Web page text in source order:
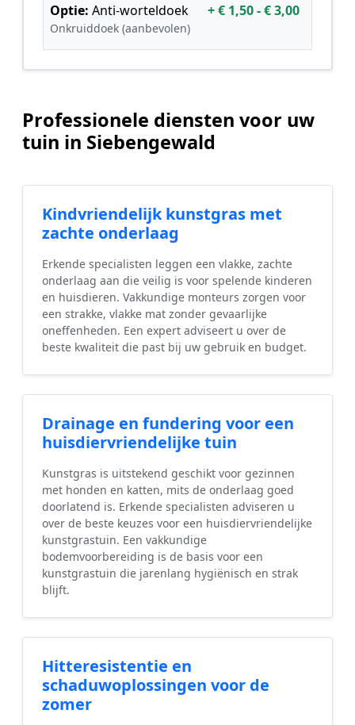
Optie: Anti-worteldoek
Onkruiddoek (aanbevolen)
+ € 1,50 - € 3,00
Professionele diensten voor uw
tuin in Siebengewald
Kindvriendelijk kunstgras met
zachte onderlaag
Erkende specialisten leggen een vlakke, zachte
onderlaag aan die veilig is voor spelende kinderen
en huisdieren. Vakkundige monteurs zorgen voor
een strakke, vlakke mat zonder gevaarlijke
oneffenheden. Een expert adviseert u over de
beste kwaliteit die past bij uw gebruik en budget.
Drainage en fundering voor een
huisdiervriendelijke tuin
Kunstgras is uitstekend geschikt voor gezinnen
met honden en katten, mits de onderlaag goed
doorlatend is. Erkende specialisten adviseren u
over de beste keuzes voor een huisdiervriendelijke
kunstgrastuin. Een vakkundige
bodemvoorbereiding is de basis voor een
kunstgrastuin die jarenlang hygiënisch en strak
blijft.
Hitteresistentie en
schaduwoplossingen voor de
zomer